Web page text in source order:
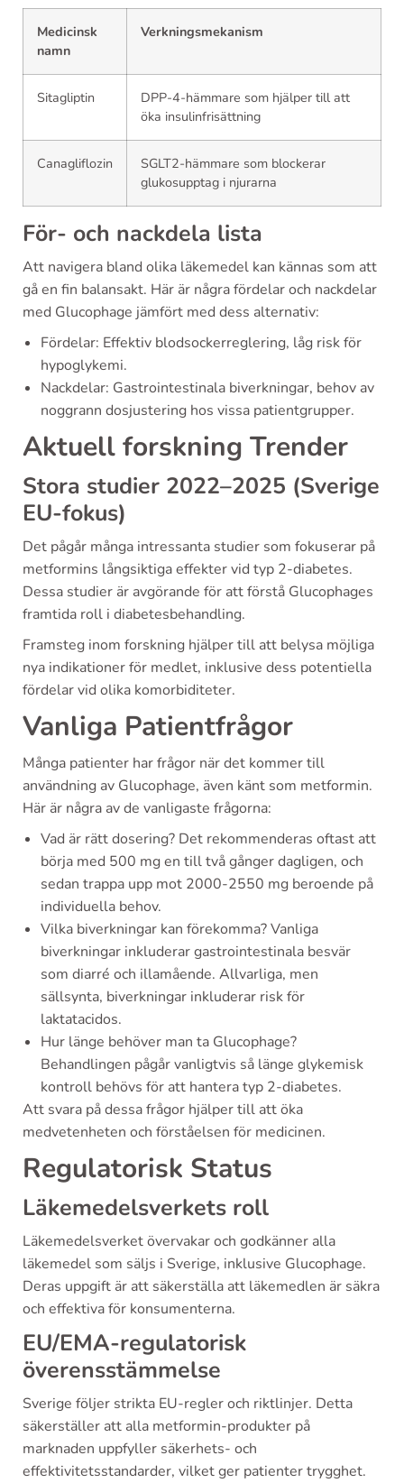
Medicinsk
namn
Verkningsmekanism
Sitagliptin
DPP-4-hämmare som hjälper till att
öka insulinfrisättning
Canagliflozin
SGLT2-hämmare som blockerar
glukosupptag i njurarna
För- och nackdela lista
Att navigera bland olika läkemedel kan kännas som att
gå en fin balansakt. Här är några fördelar och nackdelar
med Glucophage jämfört med dess alternativ:
Fördelar: Effektiv blodsockerreglering, låg risk för
hypoglykemi.
Nackdelar: Gastrointestinala biverkningar, behov av
noggrann dosjustering hos vissa patientgrupper.
Aktuell forskning Trender
Stora studier 2022–2025 (Sverige
EU-fokus)
Det pågår många intressanta studier som fokuserar på
metformins långsiktiga effekter vid typ 2-diabetes.
Dessa studier är avgörande för att förstå Glucophages
framtida roll i diabetesbehandling.
Framsteg inom forskning hjälper till att belysa möjliga
nya indikationer för medlet, inklusive dess potentiella
fördelar vid olika komorbiditeter.
Vanliga Patientfrågor
Många patienter har frågor när det kommer till
användning av Glucophage, även känt som metformin.
Här är några av de vanligaste frågorna:
Vad är rätt dosering? Det rekommenderas oftast att
börja med 500 mg en till två gånger dagligen, och
sedan trappa upp mot 2000-2550 mg beroende på
individuella behov.
Vilka biverkningar kan förekomma? Vanliga
biverkningar inkluderar gastrointestinala besvär
som diarré och illamående. Allvarliga, men
sällsynta, biverkningar inkluderar risk för
laktatacidos.
Hur länge behöver man ta Glucophage?
Behandlingen pågår vanligtvis så länge glykemisk
kontroll behövs för att hantera typ 2-diabetes.
Att svara på dessa frågor hjälper till att öka
medvetenheten och förståelsen för medicinen.
Regulatorisk Status
Läkemedelsverkets roll
Läkemedelsverket övervakar och godkänner alla
läkemedel som säljs i Sverige, inklusive Glucophage.
Deras uppgift är att säkerställa att läkemedlen är säkra
och effektiva för konsumenterna.
EU/EMA-regulatorisk
överensstämmelse
Sverige följer strikta EU-regler och riktlinjer. Detta
säkerställer att alla metformin-produkter på
marknaden uppfyller säkerhets- och
effektivitetsstandarder, vilket ger patienter trygghet.